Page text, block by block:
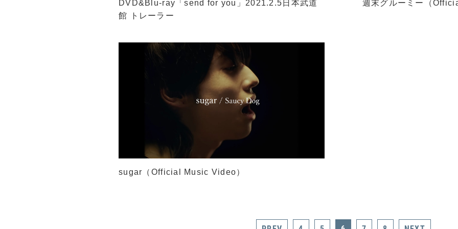
DVD&Blu-ray「send for you」2021.2.5日本武道
館 トレーラー
週末グルーミー（
sugar（Official Music Video）